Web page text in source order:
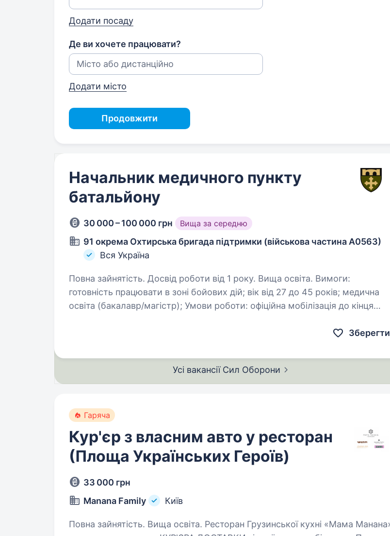
Додати посаду
Де ви хочете працювати?
Додати місто
Продовжити
Начальник медичного пункту
батальйону
30 000 – 100 000 грн Вища за середню
91 окрема Охтирська бригада підтримки (військова частина А0563)
Вся Україна
Повна зайнятість. Досвід роботи від 1 року. Вища освіта. Вимоги:
готовність працювати в зоні бойових дій; вік від 27 до 45 років; медична
освіта (бакалавр/магістр); Умови роботи: офіційна мобілізація до кінця
Зберегти
Усі вакансії Сил Оборони
Гаряча
Кур'єр з власним авто у ресторан
(Площа Українських Героїв)
33 000 грн
Manana Family
Київ
Повна зайнятість. Вища освіта. Ресторан Грузинської кухні «Мама Манана»